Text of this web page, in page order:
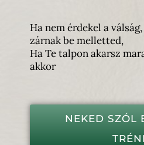
Ha nem érdekel a
zárnak be melletted,
Ha Te talpon akarsz
akkor
NEKED SZÓL